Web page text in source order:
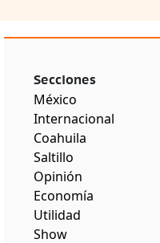
Secciones
México
Internacional
Coahuila
Saltillo
Opinión
Economía
Utilidad
Show